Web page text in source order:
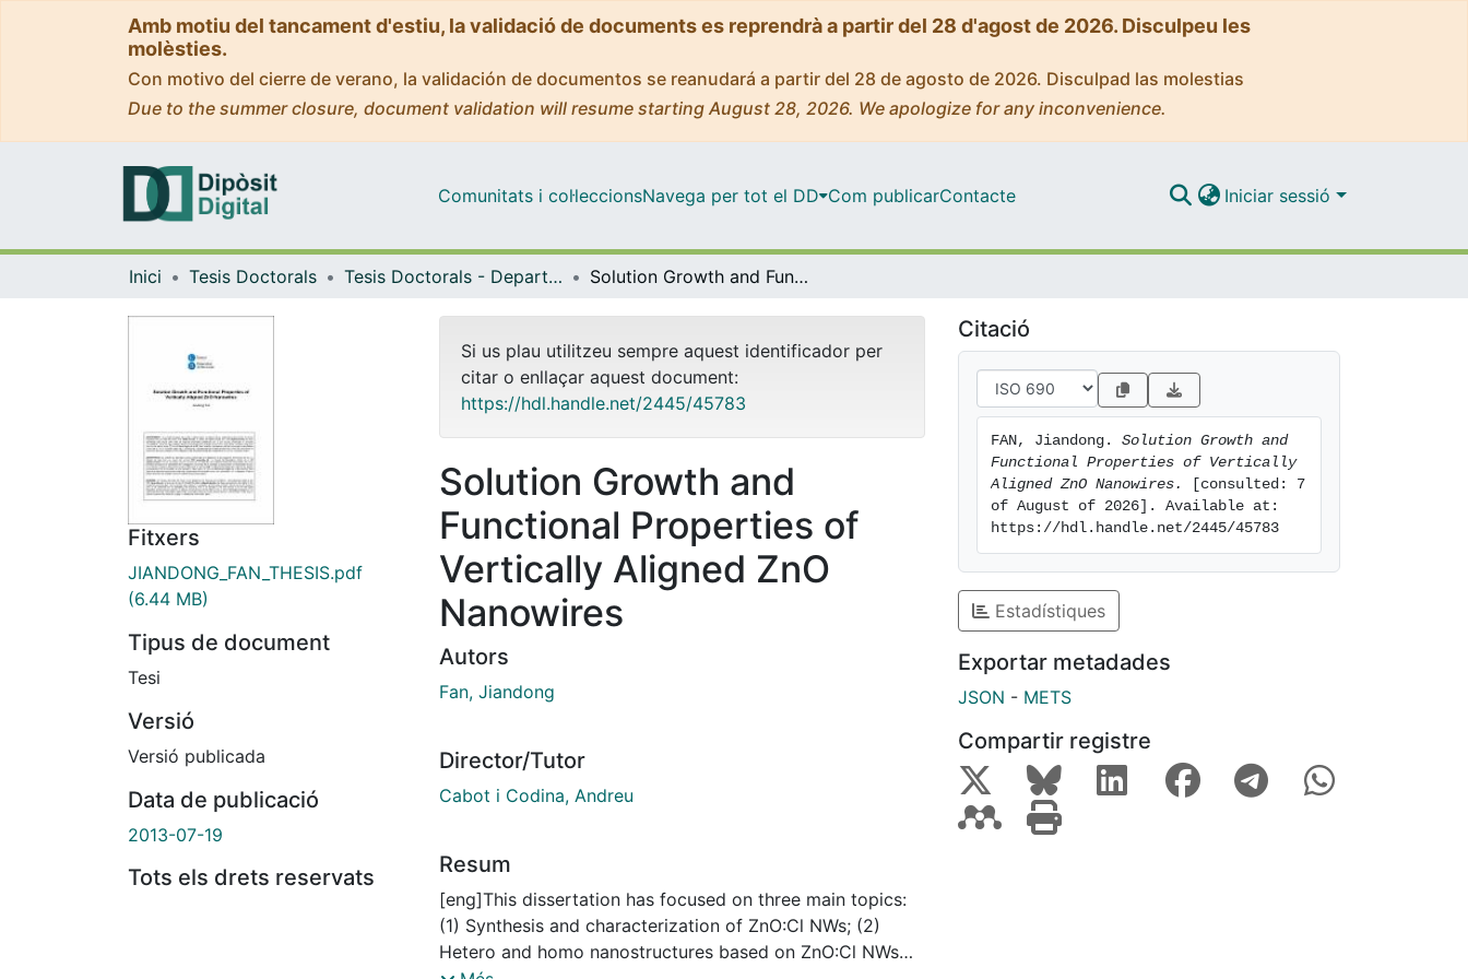
Amb motiu del tancament d'estiu, la validació de documents es reprendrà a partir del 28 d'agost de 2026. Disculpeu les
molèsties.
Con motivo del cierre de verano, la validación de documentos se reanudará a partir del 28 de agosto de 2026. Disculpad las molestias
Due to the summer closure, document validation will resume starting August 28, 2026. We apologize for any inconvenience.
Comunitats i col·leccionsNavega per tot el DD Com publicarContacte Iniciar sessió
Inici Tesis Doctorals Tesis Doctorals - Departament - Electrònica Solution Growth and Functional Properties of Vertically Aligned ZnO Nanowires
Fitxers
JIANDONG_FAN_THESIS.pdf
(6.44 MB)
Tipus de document
Tesi
Versió
Versió publicada
Data de publicació
2013-07-19
Tots els drets reservats
Si us plau utilitzeu sempre aquest identificador per
citar o enllaçar aquest document:
https://hdl.handle.net/2445/45783
Solution Growth and
Functional Properties of
Vertically Aligned ZnO
Nanowires
Autors
Fan, Jiandong
Director/Tutor
Cabot i Codina, Andreu
Resum
[eng]This dissertation has focused on three main topics:
(1) Synthesis and characterization of ZnO:Cl NWs; (2)
Hetero and homo nanostructures based on ZnO:Cl NWs
Citació
FAN, Jiandong. Solution Growth and
Functional Properties of Vertically
Aligned ZnO Nanowires.
[consulted: 7
of August of 2026]. Available at:
https://hdl.handle.net/2445/45783
Estadístiques
Exportar metadades
JSON - METS
Compartir registre